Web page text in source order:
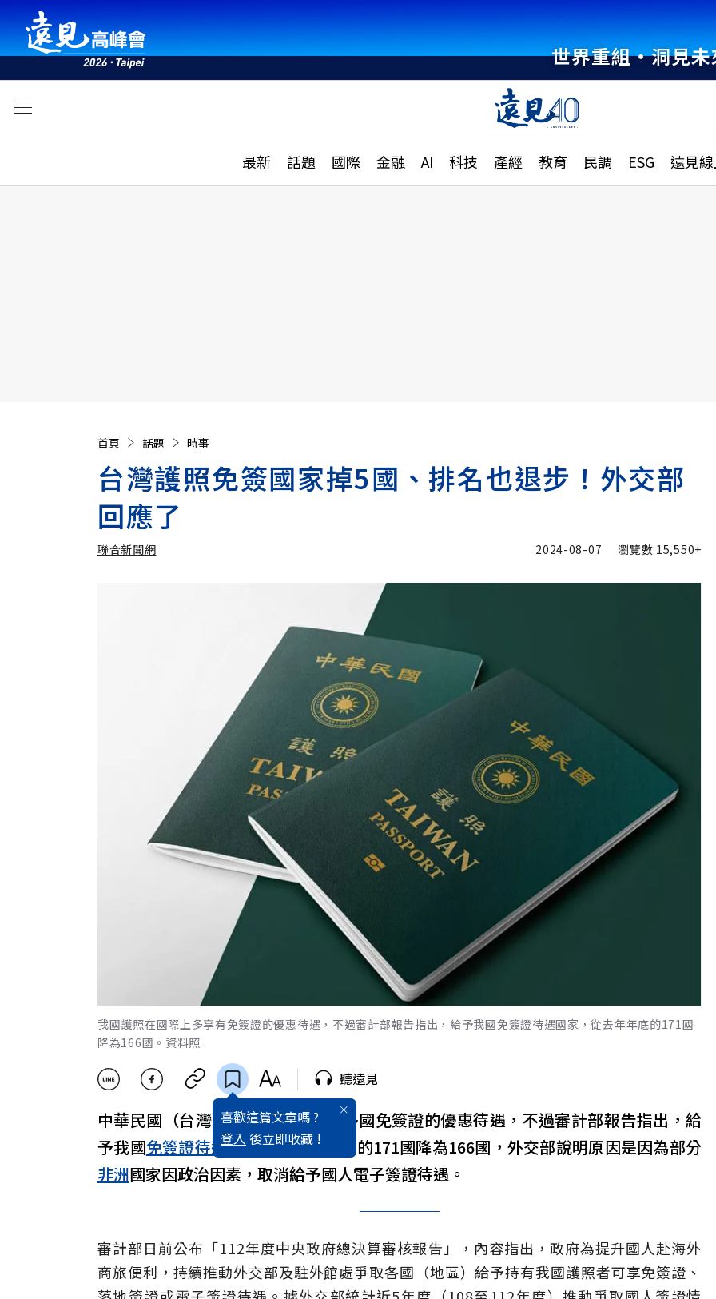
世界重組・洞見
最新 話題 國際 金融 AI 科技 產經 教育 民調 ESG 遠見
活動
話題
國際
特輯
大學升學、職涯攻略
縣市施政調查全解析
首頁 話題 時事
台灣護照免簽國家掉5國、排名也退步！外交部
回應了
聯合新聞網 2024-08-07 瀏覽數 15,550+
我國護照在國際上多享有免簽證的優惠待遇，不過審計部報告指出，給予我國免簽證待遇國家，從去年年底的171國
降為166國。資料照
喜歡這篇文章嗎 ?
登入 後立即收藏 !
聽遠見
中華民國（台灣）護照在國際上享多國免簽證的優惠待遇，不過審計部報告指出，給
予我國免簽證待遇國家，從去年年底的171國降為166國，外交部說明原因是因為部分
非洲國家因政治因素，取消給予國人電子簽證待遇。
審計部日前公布「112年度中央政府總決算審核報告」，內容指出，政府為提升國人赴海外
商旅便利，持續推動外交部及駐外館處爭取各國（地區）給予持有我國護照者可享免簽證、